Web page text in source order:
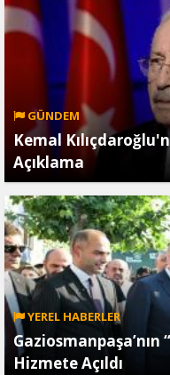
GÜNDEM
Kemal
Açıklama
YEREL HABERLER
Gaziosmanpaşa’nın
Hizmete Açıldı